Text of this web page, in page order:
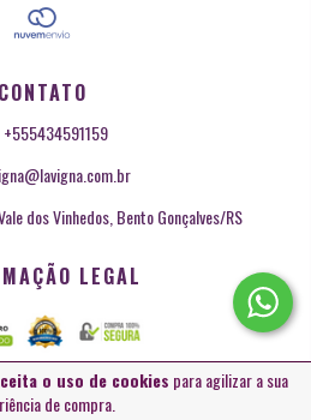
o uso de cookies para agilizar a sua
de compra.
CONTATO
+555434591159
dos Vinhedos, Bento Gonçalves/RS
LEGAL
Regionais - 27932574000154 - 2026. Todos